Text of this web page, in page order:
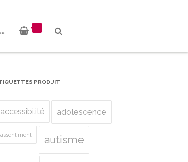
PRODUIT
accessibilité adolescence
assentiment autisme